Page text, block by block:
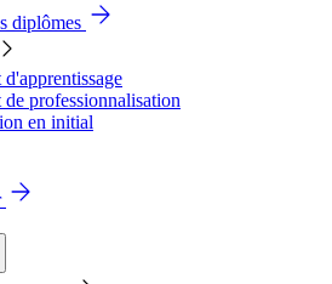
diplômes
de professionnalisation
en initial